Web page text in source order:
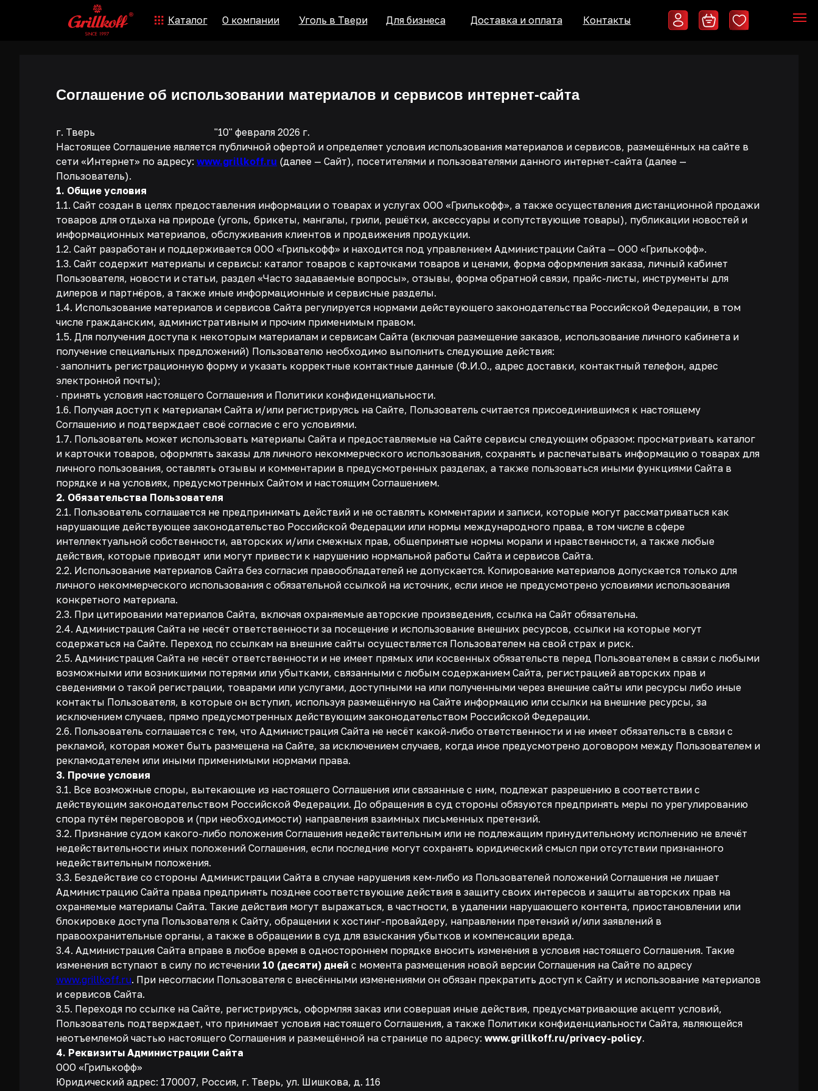
Каталог О компании Уголь в Твери Доставка и оплата Контакты
Для бизнеса
Соглашение об использовании материалов и сервисов интернет-сайта
г. Тверь "10" февраля 2026 г.
Настоящее Соглашение является публичной офертой и определяет условия использования материалов и сервисов, размещённых на сайте в
сети «Интернет» по адресу: www.grillkoff.ru (далее — Сайт), посетителями и пользователями данного интернет-сайта (далее —
Пользователь).
1. Общие условия
1.1. Сайт создан в целях предоставления информации о товарах и услугах ООО «Грилькофф», а также осуществления дистанционной продажи
товаров для отдыха на природе (уголь, брикеты, мангалы, грили, решётки, аксессуары и сопутствующие товары), публикации новостей и
информационных материалов, обслуживания клиентов и продвижения продукции.
1.2. Сайт разработан и поддерживается ООО «Грилькофф» и находится под управлением Администрации Сайта — ООО «Грилькофф».
1.3. Сайт содержит материалы и сервисы: каталог товаров с карточками товаров и ценами, форма оформления заказа, личный кабинет
Пользователя, новости и статьи, раздел «Часто задаваемые вопросы», отзывы, форма обратной связи, прайс-листы, инструменты для
дилеров и партнёров, а также иные информационные и сервисные разделы.
1.4. Использование материалов и сервисов Сайта регулируется нормами действующего законодательства Российской Федерации, в том
числе гражданским, административным и прочим применимым правом.
1.5. Для получения доступа к некоторым материалам и сервисам Сайта (включая размещение заказов, использование личного кабинета и
получение специальных предложений) Пользователю необходимо выполнить следующие действия:
· заполнить регистрационную форму и указать корректные контактные данные (Ф.И.О., адрес доставки, контактный телефон, адрес
электронной почты);
· принять условия настоящего Соглашения и Политики конфиденциальности.
1.6. Получая доступ к материалам Сайта и/или регистрируясь на Сайте, Пользователь считается присоединившимся к настоящему
Соглашению и подтверждает своё согласие с его условиями.
1.7. Пользователь может использовать материалы Сайта и предоставляемые на Сайте сервисы следующим образом: просматривать каталог
и карточки товаров, оформлять заказы для личного некоммерческого использования, сохранять и распечатывать информацию о товарах для
личного пользования, оставлять отзывы и комментарии в предусмотренных разделах, а также пользоваться иными функциями Сайта в
порядке и на условиях, предусмотренных Сайтом и настоящим Соглашением.
2. Обязательства Пользователя
2.1. Пользователь соглашается не предпринимать действий и не оставлять комментарии и записи, которые могут рассматриваться как
нарушающие действующее законодательство Российской Федерации или нормы международного права, в том числе в сфере
интеллектуальной собственности, авторских и/или смежных прав, общепринятые нормы морали и нравственности, а также любые
действия, которые приводят или могут привести к нарушению нормальной работы Сайта и сервисов Сайта.
2.2. Использование материалов Сайта без согласия правообладателей не допускается. Копирование материалов допускается только для
личного некоммерческого использования с обязательной ссылкой на источник, если иное не предусмотрено условиями использования
конкретного материала.
2.3. При цитировании материалов Сайта, включая охраняемые авторские произведения, ссылка на Сайт обязательна.
2.4. Администрация Сайта не несёт ответственности за посещение и использование внешних ресурсов, ссылки на которые могут
содержаться на Сайте. Переход по ссылкам на внешние сайты осуществляется Пользователем на свой страх и риск.
2.5. Администрация Сайта не несёт ответственности и не имеет прямых или косвенных обязательств перед Пользователем в связи с любыми
возможными или возникшими потерями или убытками, связанными с любым содержанием Сайта, регистрацией авторских прав и
сведениями о такой регистрации, товарами или услугами, доступными на или полученными через внешние сайты или ресурсы либо иные
контакты Пользователя, в которые он вступил, используя размещённую на Сайте информацию или ссылки на внешние ресурсы, за
исключением случаев, прямо предусмотренных действующим законодательством Российской Федерации.
2.6. Пользователь соглашается с тем, что Администрация Сайта не несёт какой-либо ответственности и не имеет обязательств в связи с
рекламой, которая может быть размещена на Сайте, за исключением случаев, когда иное предусмотрено договором между Пользователем и
рекламодателем или иными применимыми нормами права.
3. Прочие условия
3.1. Все возможные споры, вытекающие из настоящего Соглашения или связанные с ним, подлежат разрешению в соответствии с
действующим законодательством Российской Федерации. До обращения в суд стороны обязуются предпринять меры по урегулированию
спора путём переговоров и (при необходимости) направления взаимных письменных претензий.
3.2. Признание судом какого-либо положения Соглашения недействительным или не подлежащим принудительному исполнению не влечёт
недействительности иных положений Соглашения, если последние могут сохранять юридический смысл при отсутствии признанного
недействительным положения.
3.3. Бездействие со стороны Администрации Сайта в случае нарушения кем-либо из Пользователей положений Соглашения не лишает
Администрацию Сайта права предпринять позднее соответствующие действия в защиту своих интересов и защиты авторских прав на
охраняемые материалы Сайта. Такие действия могут выражаться, в частности, в удалении нарушающего контента, приостановлении или
блокировке доступа Пользователя к Сайту, обращении к хостинг-провайдеру, направлении претензий и/или заявлений в
правоохранительные органы, а также в обращении в суд для взыскания убытков и компенсации вреда.
3.4. Администрация Сайта вправе в любое время в одностороннем порядке вносить изменения в условия настоящего Соглашения. Такие
изменения вступают в силу по истечении 10 (десяти) дней с момента размещения новой версии Соглашения на Сайте по адресу
www.grillkoff.ru. При несогласии Пользователя с внесёнными изменениями он обязан прекратить доступ к Сайту и использование материалов
и сервисов Сайта.
3.5. Переходя по ссылке на Сайте, регистрируясь, оформляя заказ или совершая иные действия, предусматривающие акцепт условий,
Пользователь подтверждает, что принимает условия настоящего Соглашения, а также Политики конфиденциальности Сайта, являющейся
неотъемлемой частью настоящего Соглашения и размещённой на странице по адресу: www.grillkoff.ru/privacy-policy.
4. Реквизиты Администрации Сайта
ООО «Грилькофф»
Юридический адрес: 170007, Россия, г. Тверь, ул. Шишкова, д. 116